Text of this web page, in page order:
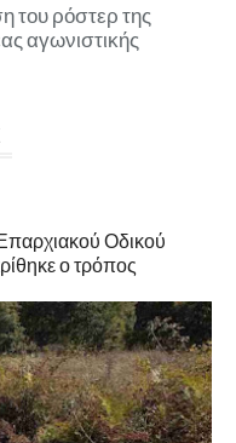
του ρόστερ της
αγωνιστικής
Οδικού
ο τρόπος